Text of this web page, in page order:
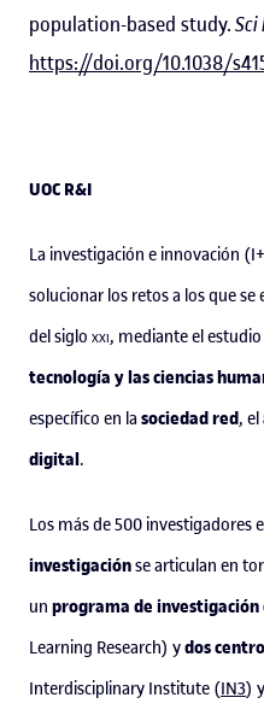
population-based study.Sci
https://doi.org/10.1038/
UOC R&I
La investigación e innovación
solucionar los retos a los que
del siglo xxi, mediante el estudio
tecnología y las ciencias
específico en la sociedad red, el
digital.
Los más de 500 investigadores
investigaciónse articulan en
un programa de
Learning Research) ydos
Interdisciplinary Institute (IN3)